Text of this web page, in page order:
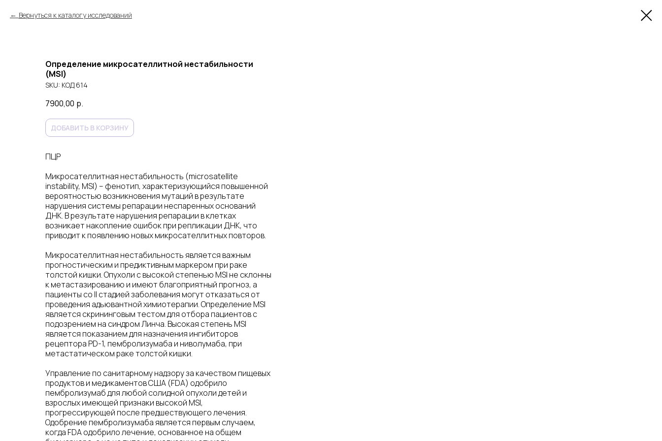
Вернуться к каталогу исследований
Определение микросателлитной нестабильности
(MSI)
SKU: КОД 614
7900,00 р.
ДОБАВИТЬ В КОРЗИНУ
ПЦР
Микросателлитная нестабильность (microsatellite
instability, MSI) – фенотип, характеризующийся повышенной
вероятностью возникновения мутаций в результате
нарушения системы репарации неспаренных оснований
ДНК. В результате нарушения репарации в клетках
возникает накопление ошибок при репликации ДНК, что
приводит к появлению новых микросателлитных повторов.
Микросателлитная нестабильность является важным
прогностическим и предиктивным маркером при раке
толстой кишки. Опухоли с высокой степенью MSI не склонны
к метастазированию и имеют благоприятный прогноз, а
пациенты со II стадией заболевания могут отказаться от
проведения адьювантной химиотерапии. Определение MSI
является скрининговым тестом для отбора пациентов с
подозрением на синдром Линча. Высокая степень MSI
является показанием для назначения ингибиторов
рецептора PD-1, пембролизумаба и ниволумаба, при
метастатическом раке толстой кишки.
Управление по санитарному надзору за качеством пищевых
продуктов и медикаментов США (FDA) одобрило
пембролизумаб для любой солидной опухоли детей и
взрослых имеющей признаки высокой MSI,
прогрессирующей после предшествующего лечения.
Одобрение пембролизумаба является первым случаем,
когда FDA одобрило лечение, основанное на общем